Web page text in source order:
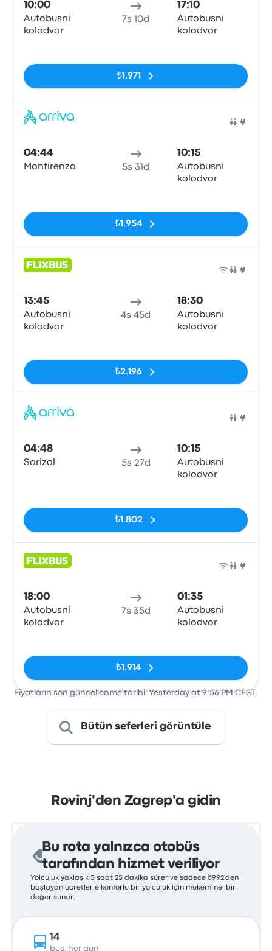
10:00
Autobusni
kolodvor
7s 10d
17:10
Autobusni
kolodvor
₺1.971
04:44
Monfirenzo 5s 31d
10:15
Autobusni
kolodvor
₺1.954
13:45
Autobusni
kolodvor
4s 45d
18:30
Autobusni
kolodvor
₺2.196
04:48
Sarizol 5s 27d
10:15
Autobusni
kolodvor
₺1.802
18:00
Autobusni
kolodvor
7s 35d
01:35
Autobusni
kolodvor
₺1.914
Fiyatların son güncellenme tarihi: Yesterday at 9:56 PM CEST.
Bütün seferleri görüntüle
Rovinj'den Zagrep'a gidin
Bu rota yalnızca otobüs
tarafından hizmet veriliyor
Yolculuk yaklaşık 5 saat 25 dakika sürer ve sadece ₺992'den
başlayan ücretlerle konforlu bir yolculuk için mükemmel bir
değer sunar.
14
bus, her gün